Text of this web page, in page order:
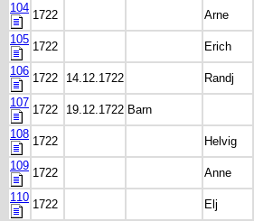
104
1722 Arne
105
1722 Erich
106
1722 14.12.1722 Randj
107
1722 19.12.1722 Barn
108
1722 Helvig
109
1722 Anne
110
1722 Elj